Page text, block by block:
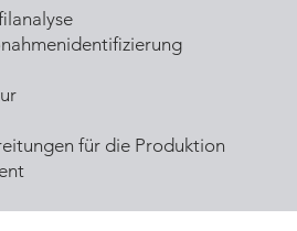
für die Produktion